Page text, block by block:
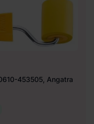
453505, Angatra